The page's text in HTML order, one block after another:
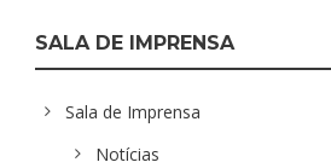
SALA DE IMPRENSA
Sala de Imprensa
Notícias